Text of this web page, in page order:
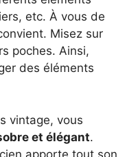
etc. À vous de
Misez sur
poches. Ainsi,
des éléments
vintage, vous
et élégant.
apporte tout son